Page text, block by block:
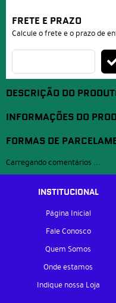
FRETE E PRAZO
Calcule o frete e o prazo de
DESCRIÇÃO DO
INFORMAÇÕES DO
FORMAS DE
Carregando comentários ...
INSTITUCIONAL
Página Inicial
Fale Conosco
Quem Somos
Onde estamos
Indique nossa Loja